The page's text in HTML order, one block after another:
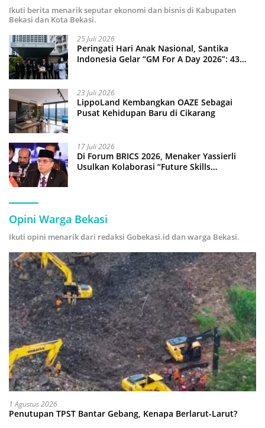
Ikuti berita menarik seputar ekonomi dan bisnis di Kabupaten
Bekasi dan Kota Bekasi.
25 Juli 2026
Peringati Hari Anak Nasional, Santika
Indonesia Gelar “GM For A Day 2026”: 43
23 Juli 2026
LippoLand Kembangkan OAZE Sebagai
Pusat Kehidupan Baru di Cikarang
17 Juli 2026
Di Forum BRICS 2026, Menaker Yassierli
Usulkan Kolaborasi “Future Skills
Opini Warga Bekasi
Ikuti opini menarik dari redaksi Gobekasi.id dan warga Bekasi.
1 Agustus 2026
Penutupan TPST Bantar Gebang, Kenapa Berlarut-Larut?